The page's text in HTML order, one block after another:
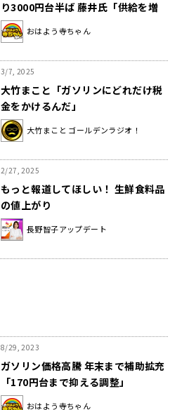
り3000円台半ば 藤井氏「供給を増
やしたら安くなるっていうことです
けど……」
おはよう寺ちゃん
3/7, 2025
大竹まこと「ガソリンにどれだけ税
金をかけるんだ」
大竹まこと ゴールデンラジオ！
2/27, 2025
もっと報道してほしい！ 生鮮食料品
の値上がり
長野智子アップデート
8/29, 2023
ガソリン価格高騰 年末まで補助拡充
「170円台まで抑える調整」
おはよう寺ちゃん